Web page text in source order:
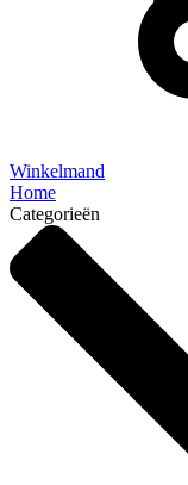
Winkelmand
Home
Categorieën